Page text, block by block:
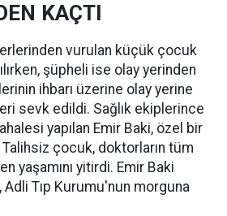
KAÇTI
vurulan küçük çocuk
şüpheli ise olay yerinden
ihbarı üzerine olay yerine
sevk edildi. Sağlık ekiplerince
yapılan Emir Baki, özel bir
Talihsiz çocuk, doktorların tüm
yaşamını yitirdi. Emir Baki
Adli Tıp Kurumu'nun morguna